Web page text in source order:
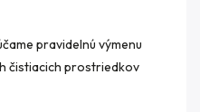
pravidelnú výmenu
čistiacich prostriedkov